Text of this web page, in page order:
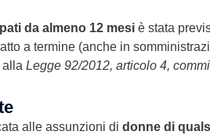
da almeno 12 mesi è stata
a termine (anche in
alla Legge 92/2012, articolo 4,
alle assunzioni di donne di